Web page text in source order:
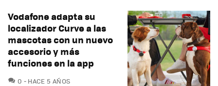
Vodafone adapta su
localizador Curve a las
mascotas con un nuevo
accesorio y más
funciones en la app
0 COMENTARIOS
HACE 5 AÑOS